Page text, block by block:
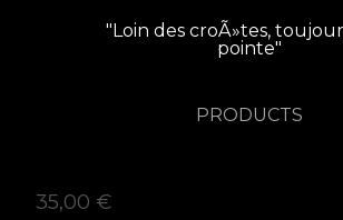
"Loin des croÃ»tes,
pointe"
PRODUCTS
35,00 €